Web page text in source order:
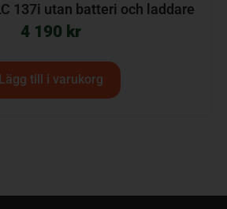
137i utan batteri och laddare
4 190 kr
Lägg till i varukorg